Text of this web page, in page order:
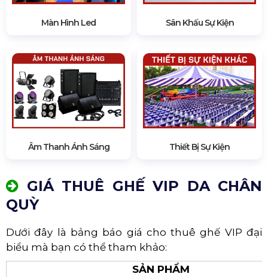
Màn Hình Led Sân Khấu Sự Kiện
Âm Thanh Ánh Sáng Thiết Bị Sự Kiện
GIÁ THUÊ GHẾ VIP DA CHÂN
QUỲ
Dưới đây là bảng báo giá cho thuê ghế VIP đại
biểu mà bạn có thể tham khảo:
SẢN PHẨM